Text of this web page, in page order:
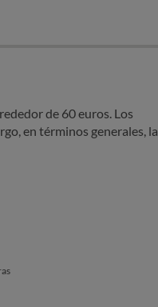
de 60 euros. Los
en términos generales, la